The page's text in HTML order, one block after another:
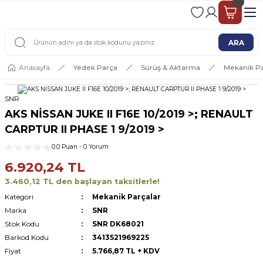
2 - 4 İŞ GÜNÜ İÇERİSİNDE KARGO
ARA
Anasayfa Yedek Parça Sürüş & Aktarma Mekanik
SNR
AKS NİSSAN JUKE II F16E 10/2019 >; RENAULT
CARPTUR II PHASE 1 9/2019 >
0.0 Puan - 0 Yorum
6.920,24 TL
3.460,12 TL den başlayan taksitlerle!
Kategori
Mekanik Parçalar
Marka
SNR
Stok Kodu
SNR DK68021
Barkod Kodu
3413521969225
Fiyat
5.766,87 TL + KDV